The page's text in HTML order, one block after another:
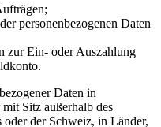
personenbezogenen Daten
zur Ein- oder Auszahlung
Daten in
Sitz außerhalb des
oder der Schweiz, in Länder,